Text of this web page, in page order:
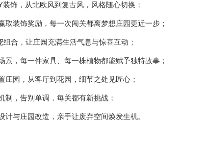
饰，从北欧风到复古风，风格随心切换；
取装饰奖励，每一次闯关都离梦想庄园更近一步；
合，让庄园充满生活气息与惊喜互动；
景，每一件家具、每一株植物都能赋予独特故事；
庄园，从客厅到花园，细节之处见匠心；
制，告别单调，每关都有新挑战；
计与庄园改造，亲手让废弃空间焕发生机。